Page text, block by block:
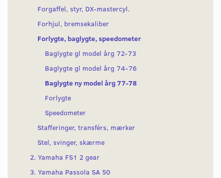
Forgaffel, styr, DX-mastercyl.
Forhjul, bremsekaliber
Forlygte, baglygte, speedometer
Baglygte gl model årg 72-73
Baglygte gl model årg 74-76
Baglygte ny model årg 77-78
Forlygte
Speedometer
Stafferinger, transférs, mærker
Stel, svinger, skærme
2. Yamaha FS1 2 gear
3. Yamaha Passola SA 50